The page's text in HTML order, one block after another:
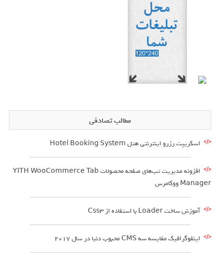
مطالب تصادفی
اسکریپت رزرو اینترنتی هتل Hotel Booking System
افزونه مدیریت تب‌های صفحه محصولات YITH WooCommerce Tab
Manager ووکامرس
آموزش ساخت Loader با استفاده از Css3
اینفوگرافیک مقایسه سه CMS محبوب دنیا در سال 2017